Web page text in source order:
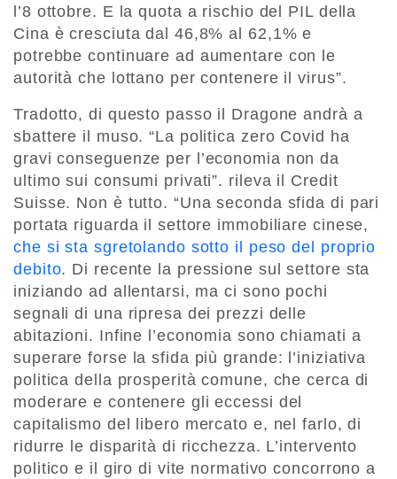
l’8 ottobre. E la quota a rischio del PIL della
Cina è cresciuta dal 46,8% al 62,1% e
potrebbe continuare ad aumentare con le
autorità che lottano per contenere il virus”.
Tradotto, di questo passo il Dragone andrà a
sbattere il muso. “La politica zero Covid ha
gravi conseguenze per l’economia non da
ultimo sui consumi privati”. rileva il Credit
Suisse. Non è tutto. “Una seconda sfida di pari
portata riguarda il settore immobiliare cinese,
che si sta sgretolando sotto il peso del proprio
debito. Di recente la pressione sul settore sta
iniziando ad allentarsi, ma ci sono pochi
segnali di una ripresa dei prezzi delle
abitazioni. Infine l’economia sono chiamati a
superare forse la sfida più grande: l’iniziativa
politica della prosperità comune, che cerca di
moderare e contenere gli eccessi del
capitalismo del libero mercato e, nel farlo, di
ridurre le disparità di ricchezza. L’intervento
politico e il giro di vite normativo concorrono a